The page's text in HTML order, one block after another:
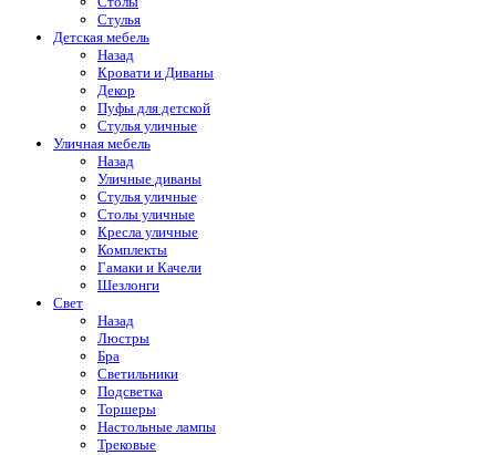
Стулья
Детская мебель
Назад
Кровати и Диваны
Декор
Пуфы для детской
Стулья уличные
Уличная мебель
Назад
Уличные диваны
Стулья уличные
Столы уличные
Кресла уличные
Комплекты
Гамаки и Качели
Шезлонги
Свет
Назад
Люстры
Бра
Светильники
Подсветка
Торшеры
Настольные лампы
Трековые